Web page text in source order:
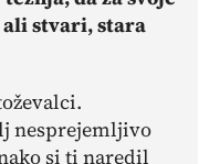
stvari, stara
nesprejemljivo
si ti naredil